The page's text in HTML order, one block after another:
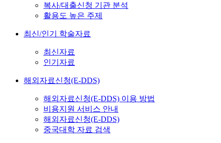
복사/대출신청 기관 분석
활용도 높은 주제
최신/인기 학술자료
최신자료
인기자료
해외자료신청(E-DDS)
해외자료신청(E-DDS) 이용 방법
비용지원 서비스 안내
해외자료신청(E-DDS)
중국대학 자료 검색